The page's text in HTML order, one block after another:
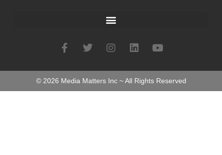
© 2026 Media Matters Inc ~ All Rights Reserved